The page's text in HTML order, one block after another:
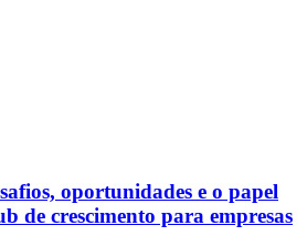
oportunidades e o papel
de crescimento para empresas